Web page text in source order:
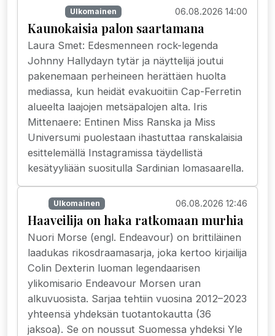
Ulkomainen 06.08.2026 14:00
Kaunokaisia palon saartamana
Laura Smet: Edesmenneen rock-legenda
Johnny Hallydayn tytär ja näyttelijä joutui
pakenemaan perheineen herättäen huolta
mediassa, kun heidät evakuoitiin Cap-Ferretin
alueelta laajojen metsäpalojen alta. Iris
Mittenaere: Entinen Miss Ranska ja Miss
Universumi puolestaan ihastuttaa ranskalaisia
esittelemällä Instagramissa täydellistä
kesätyyliään suositulla Sardinian lomasaarella.
Ulkomainen 06.08.2026 12:46
Haaveilija on haka ratkomaan murhia
Nuori Morse (engl. Endeavour) on brittiläinen
laadukas rikosdraamasarja, joka kertoo kirjailija
Colin Dexterin luoman legendaarisen
ylikomisario Endeavour Morsen uran
alkuvuosista. Sarjaa tehtiin vuosina 2012–2023
yhteensä yhdeksän tuotantokautta (36
jaksoa). Se on noussut Suomessa yhdeksi Yle